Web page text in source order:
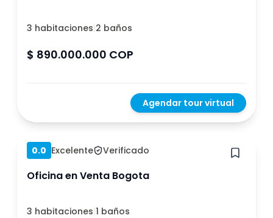
3 habitaciones|2 baños
$ 890.000.000 COP
Agendar tour virtual
Hace 1 año
0.0 Excelente Verificado
Oficina en Venta Bogota
3 habitaciones|1 baños